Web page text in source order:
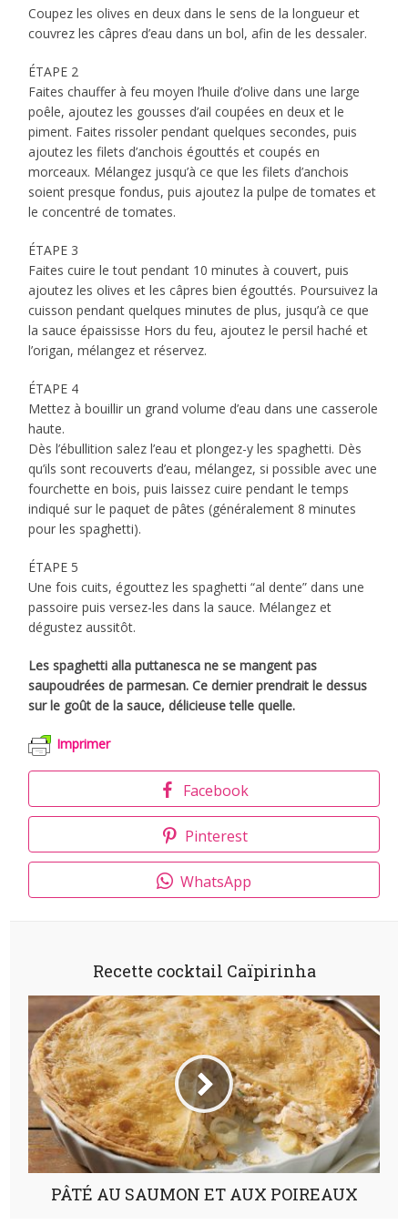
Coupez les olives en deux dans le sens de la longueur et
couvrez les câpres d’eau dans un bol, afin de les dessaler.
ÉTAPE 2
Faites chauffer à feu moyen l’huile d’olive dans une large
poêle, ajoutez les gousses d’ail coupées en deux et le
piment. Faites rissoler pendant quelques secondes, puis
ajoutez les filets d’anchois égouttés et coupés en
morceaux. Mélangez jusqu’à ce que les filets d’anchois
soient presque fondus, puis ajoutez la pulpe de tomates et
le concentré de tomates.
ÉTAPE 3
Faites cuire le tout pendant 10 minutes à couvert, puis
ajoutez les olives et les câpres bien égouttés. Poursuivez la
cuisson pendant quelques minutes de plus, jusqu’à ce que
la sauce épaississe Hors du feu, ajoutez le persil haché et
l’origan, mélangez et réservez.
ÉTAPE 4
Mettez à bouillir un grand volume d’eau dans une casserole
haute.
Dès l’ébullition salez l’eau et plongez-y les spaghetti. Dès
qu’ils sont recouverts d’eau, mélangez, si possible avec une
fourchette en bois, puis laissez cuire pendant le temps
indiqué sur le paquet de pâtes (généralement 8 minutes
pour les spaghetti).
ÉTAPE 5
Une fois cuits, égouttez les spaghetti “al dente” dans une
passoire puis versez-les dans la sauce. Mélangez et
dégustez aussitôt.
Les spaghetti alla puttanesca ne se mangent pas
saupoudrées de parmesan. Ce dernier prendrait le dessus
sur le goût de la sauce, délicieuse telle quelle.
Imprimer
Facebook
Pinterest
WhatsApp
Recette cocktail Caïpirinha
PÂTÉ AU SAUMON ET AUX POIREAUX